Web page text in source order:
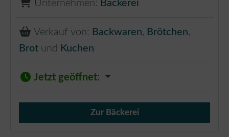
Unternehmen: Bäckerei
Verkauf von: Backwaren, Brötchen,
Brot und Kuchen
Jetzt geöffnet:
Verkauf von Brötchen,
Zur Bäckerei